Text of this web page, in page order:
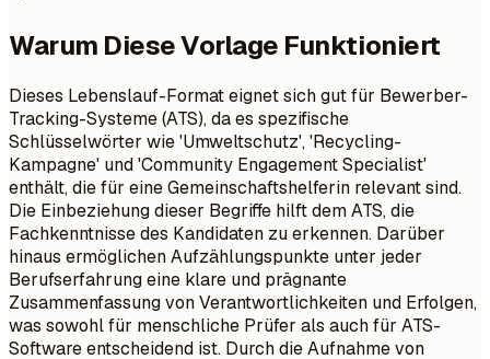
Warum Diese Vorlage Funktioniert
Dieses Lebenslauf-Format eignet sich gut für Bewerber-
Tracking-Systeme (ATS), da es spezifische
Schlüsselwörter wie 'Umweltschutz', 'Recycling-
Kampagne' und 'Community Engagement Specialist'
enthält, die für eine Gemeinschaftshelferin relevant sind.
Die Einbeziehung dieser Begriffe hilft dem ATS, die
Fachkenntnisse des Kandidaten zu erkennen. Darüber
hinaus ermöglichen Aufzählungspunkte unter jeder
Berufserfahrung eine klare und prägnante
Zusammenfassung von Verantwortlichkeiten und Erfolgen,
was sowohl für menschliche Prüfer als auch für ATS-
Software entscheidend ist. Durch die Aufnahme von